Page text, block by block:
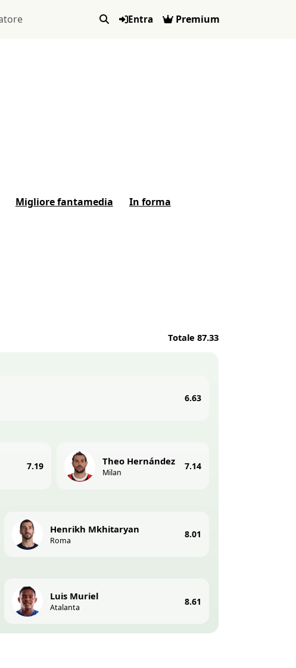
Entra Premium
Migliore fantamedia
In forma
Totale 87.33
6.63
7.19 Theo Hernández
Milan
7.14
Henrikh Mkhitaryan
Roma
8.01
Luis Muriel
Atalanta
8.61